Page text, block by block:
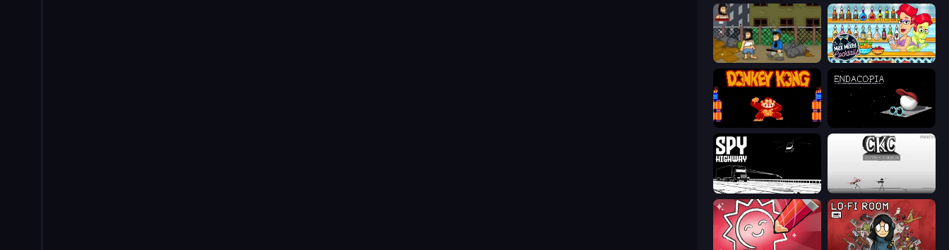
Hobo Max Mixed Cocktails
Donkey Kong Returns Endacopia
Spy Highway Creative Kill Chamber